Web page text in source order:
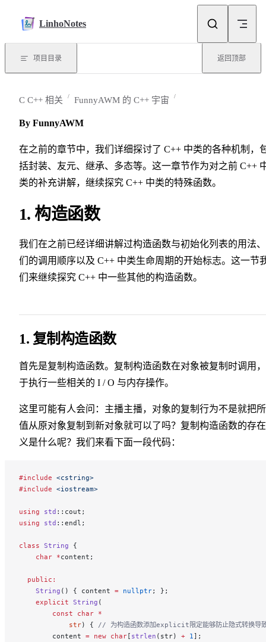
LinhoNotes
项目目录 返回顶部
C C++ 相关 FunnyAWM 的 C++ 宇宙
By FunnyAWM
在之前的章节中，我们详细探讨了 C++ 中类的各种机制，
括封装、友元、继承、多态等。这一章节作为对之前 C++
类的补充讲解，继续探究 C++ 中类的特殊函数。
1. 构造函数
我们在之前已经详细讲解过构造函数与初始化列表的用法
们的调用顺序以及 C++ 中类生命周期的开始标志。这一节
们来继续探究 C++ 中一些其他的构造函数。
1. 复制构造函数
首先是复制构造函数。复制构造函数在对象被复制时调用
于执行一些相关的 I / O 与内存操作。
这里可能有人会问：主播主播，对象的复制行为不是就把
值从原对象复制到新对象就可以了吗？复制构造函数的存
义是什么呢？我们来看下面一段代码：
#include <cstring>
#include <iostream>
using std ::cout;
using std ::endl;
class String {
    char
*content;
  public:
    String
() { content = nullptr; };
    explicit
String (
        const
char *
            str
) { // 为构造函数添加explicit限定能够防止隐式转换导
        content
= new char[ strlen (str) + 1 ];